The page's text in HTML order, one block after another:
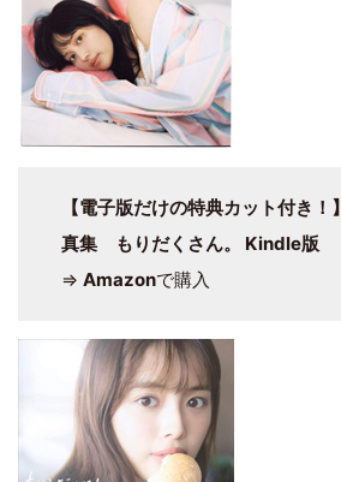
【電子版だけの特典カット付き
真集 もりだくさん。 Kindle版
⇒ Amazonで購入